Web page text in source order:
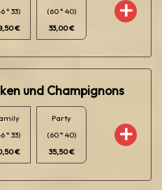
* 33)
€
(60 * 40)
33,00 €
und Champignons
* 33)
€
Party
(60 * 40)
35,50 €